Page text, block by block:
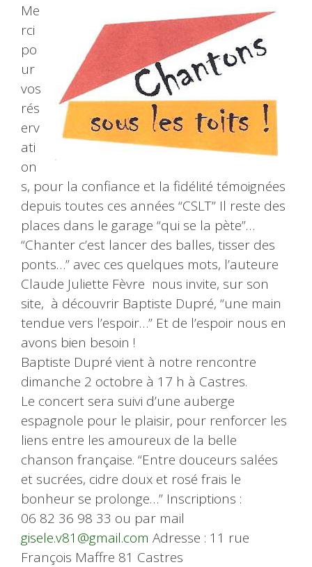
Me
rci
po
ur
vos
rés
erv
ati
on
s, pour la confiance et la fidélité témoignées
depuis toutes ces années “CSLT” Il reste des
places dans le garage “qui se la pète”…
“Chanter c’est lancer des balles, tisser des
ponts…” avec ces quelques mots, l’auteure
Claude Juliette Fèvre nous invite, sur son
site, à découvrir Baptiste Dupré, “une main
tendue vers l’espoir…” Et de l’espoir nous en
avons bien besoin !
Baptiste Dupré vient à notre rencontre
dimanche 2 octobre à 17 h à Castres.
Le concert sera suivi d’une auberge
espagnole pour le plaisir, pour renforcer les
liens entre les amoureux de la belle
chanson française. “Entre douceurs salées
et sucrées, cidre doux et rosé frais le
bonheur se prolonge…” Inscriptions :
06 82 36 98 33 ou par mail
gisele.v81@gmail.com Adresse : 11 rue
François Maffre 81 Castres